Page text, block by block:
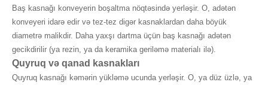
Baş kasnağı konveyerin boşaltma nöqtəsində yerləşir. O, adətən
konveyeri idarə edir və tez-tez digər kasnaklardan daha böyük
diametrə malikdir. Daha yaxşı dartma üçün baş kasnağı adətən
gecikdirilir (ya rezin, ya da keramika geriləmə materialı ilə).
Quyruq və qanad kasnakları
Quyruq kasnağı kəmərin yükləmə ucunda yerləşir. O, ya düz üzlə, ya